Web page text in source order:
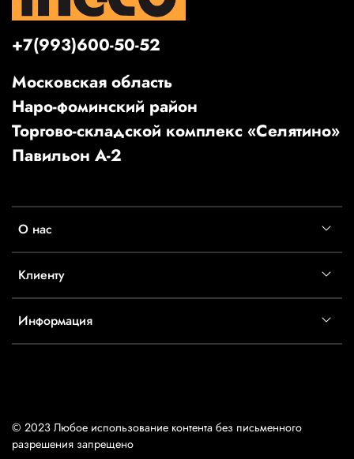
О нас
Клиенту
Информация
+7(993)600-50-52
Московская область
Наро-фоминский район
Торгово-складской комплекс «Селятино»
Павильон А-2
© 2023 Любое использование контента без письменного
разрешения запрещено